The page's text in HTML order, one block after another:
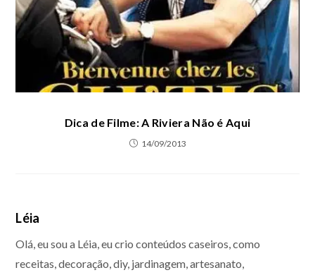
Dica de Filme: A Riviera Não é Aqui
14/09/2013
Léia
Olá, eu sou a Léia, eu crio conteúdos caseiros, como
receitas, decoração, diy, jardinagem, artesanato,